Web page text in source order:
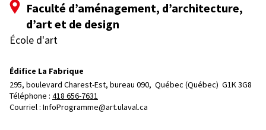
Faculté d’aménagement, d’architecture,
d’art et de design
École d'art
Édifice La Fabrique
295, boulevard Charest-Est, bureau 090, Québec (Québec)  G1K 3G8
Téléphone : 418 656-7631
Courriel : InfoProgramme@art.ulaval.ca